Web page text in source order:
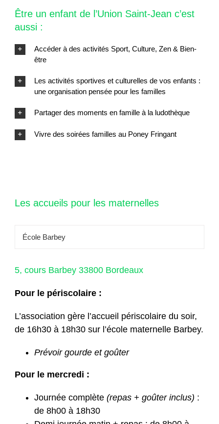
Être un enfant de l’Union Saint-Jean c’est
aussi :
Accéder à des activités Sport, Culture, Zen & Bien-
être
Les activités sportives et culturelles de vos enfants :
une organisation pensée pour les familles
Partager des moments en famille à la ludothèque
Vivre des soirées familles au Poney Fringant
Les accueils pour les maternelles
École Barbey
5, cours Barbey 33800 Bordeaux
Pour le périscolaire :
L’association gère l’accueil périscolaire du soir,
de 16h30 à 18h30 sur l’école maternelle Barbey.
Prévoir gourde et goûter
Pour le mercredi :
Journée complète (repas + goûter inclus) :
de 8h00 à 18h30